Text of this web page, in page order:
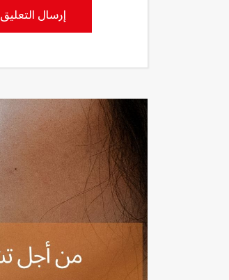
إرسال التعليق